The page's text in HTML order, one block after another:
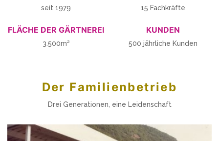
seit 1979 15 Fachkräfte
FLÄCHE DER GÄRTNEREI
3.500m²
KUNDEN
500 jährliche Kunden
Der Familienbetrieb
Drei Generationen, eine Leidenschaft